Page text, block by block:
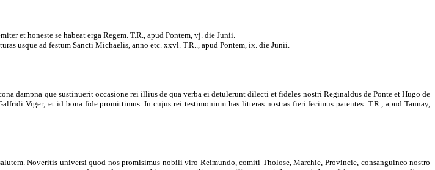
et honeste se habeat erga Regem. T.R., apud Pontem, vj. die Junii.
usque ad festum Sancti Michaelis, anno etc. xxvl. T.R.., apud Pontem, ix. die Junii.
dampna que sustinuerit occasione rei illius de qua verba ei detulerunt dilecti et fideles nostri Reginaldus de Ponte et Hugo de
Viger; et id bona fide promittimus. In cujus rei testimonium has litteras nostras fieri fecimus patentes. T.R., apud Taunay,
Noveritis universi quod nos promisimus nobili viro Reimundo, comiti Tholose, Marchie, Provincie, consanguineo nostro